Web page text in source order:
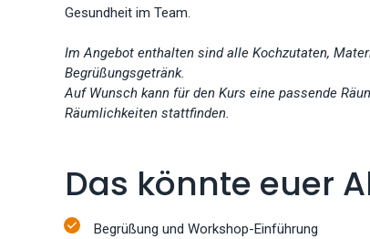
Gesundheit im Team.
Im Angebot enthalten sind alle Kochzutaten,
Begrüßungsgetränk.
Auf Wunsch kann für den Kurs eine passende
Räumlichkeiten stattfinden.
Das könnte euer
Begrüßung und Workshop-Einführung